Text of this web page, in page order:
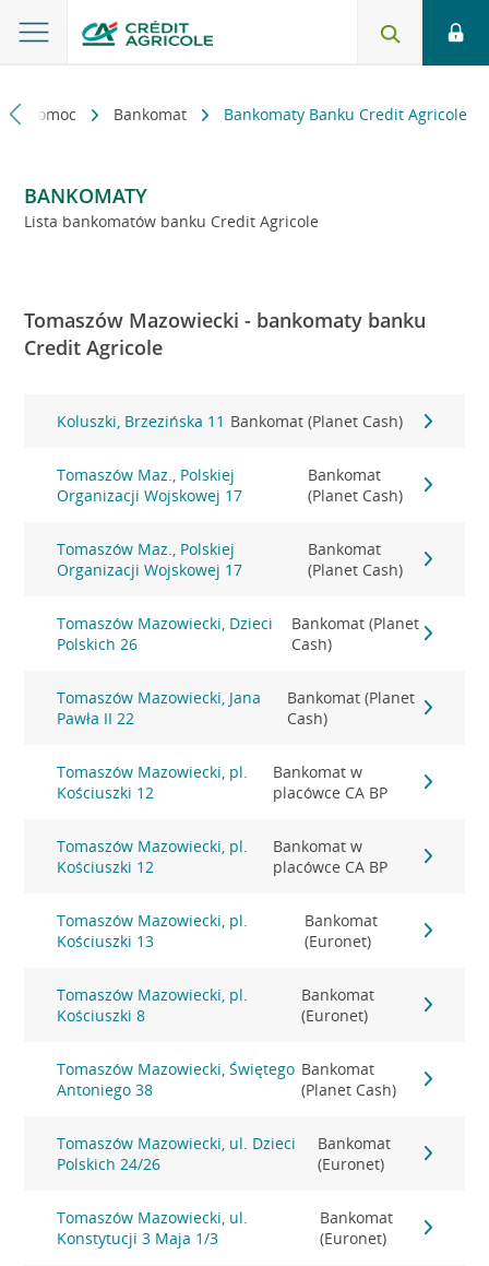
i pomoc Bankomat Bankomaty Banku Credit Agricole
BANKOMATY
Lista bankomatów banku Credit Agricole
Tomaszów Mazowiecki - bankomaty banku
Credit Agricole
Koluszki, Brzezińska 11 Bankomat (Planet Cash)
Tomaszów Maz., Polskiej
Organizacji Wojskowej 17
Bankomat
(Planet Cash)
Tomaszów Maz., Polskiej
Organizacji Wojskowej 17
Bankomat
(Planet Cash)
Tomaszów Mazowiecki, Dzieci
Polskich 26
Bankomat (Planet
Cash)
Tomaszów Mazowiecki, Jana
Pawła II 22
Bankomat (Planet
Cash)
Tomaszów Mazowiecki, pl.
Kościuszki 12
Bankomat w
placówce CA BP
Tomaszów Mazowiecki, pl.
Kościuszki 12
Bankomat w
placówce CA BP
Tomaszów Mazowiecki, pl.
Kościuszki 13
Bankomat
(Euronet)
Tomaszów Mazowiecki, pl.
Kościuszki 8
Bankomat
(Euronet)
Tomaszów Mazowiecki, Świętego
Antoniego 38
Bankomat
(Planet Cash)
Tomaszów Mazowiecki, ul. Dzieci
Polskich 24/26
Bankomat
(Euronet)
Tomaszów Mazowiecki, ul.
Konstytucji 3 Maja 1/3
Bankomat
(Euronet)